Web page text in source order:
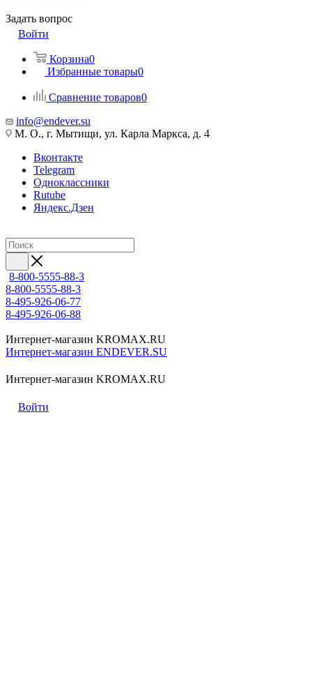
Задать вопрос
Войти
Корзина0
Избранные товары0
Сравнение товаров0
info@endever.su
М. О., г. Мытищи, ул. Карла Маркса, д. 4
Вконтакте
Telegram
Одноклассники
Rutube
Яндекс.Дзен
8-800-5555-88-3
8-800-5555-88-3
8-495-926-06-77
8-495-926-06-88
Интернет-магазин KROMAX.RU
Интернет-магазин ENDEVER.SU
Интернет-магазин KROMAX.RU
Войти